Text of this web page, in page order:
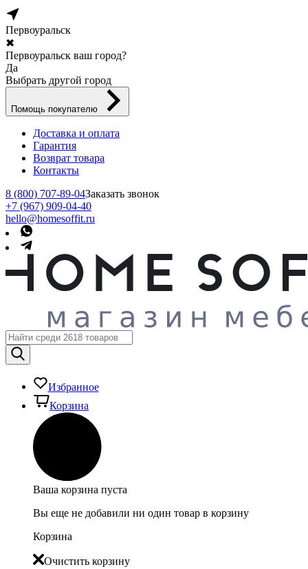
Первоуральск
✖
Первоуральск ваш город?
Да
Выбрать другой город
Помощь покупателю
Доставка и оплата
Гарантия
Возврат товара
Контакты
8 (800) 707-89-04Заказать звонок
+7 (967) 909-04-40
hello@homesoffit.ru
Избранное
Корзина
Ваша корзина пуста
Вы еще не добавили ни один товар в корзину
Корзина
Очистить корзину